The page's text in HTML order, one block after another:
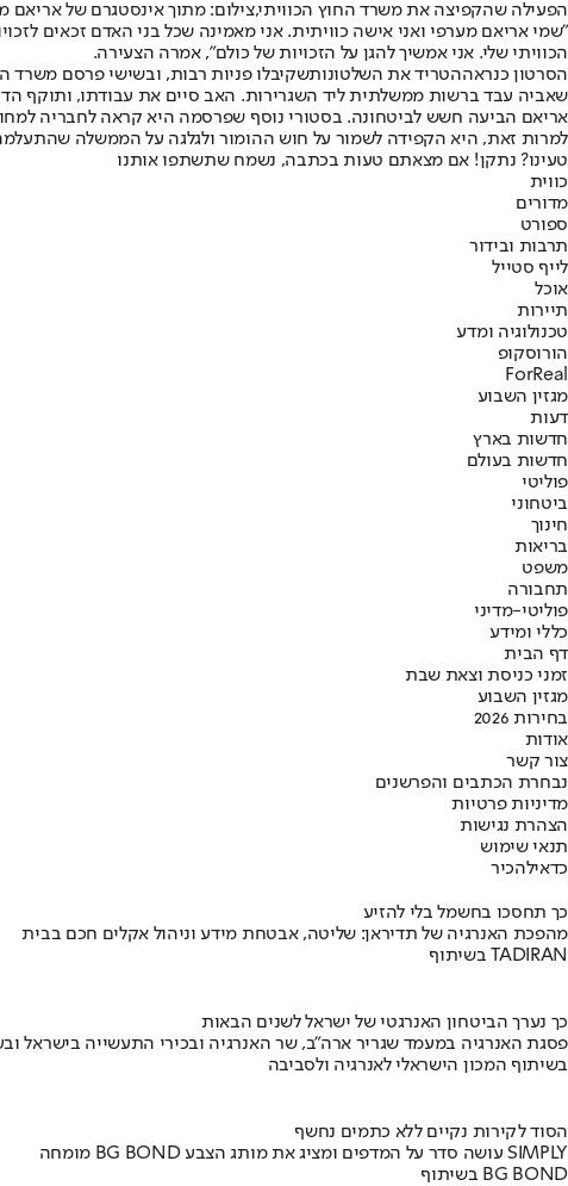
הפעילה שהקפיצה את משרד החוץ הכוויתי,צילום: מתוך אינסטגרם של אריאם
"שמי אריאם מערפי ואני אישה כוויתית. אני מאמינה שכל בני האדם זכאים
הכוויתי שלי. אני אמשיך להגן על הזכויות של כולם", אמרה הצעירה.
הסרטון כנראההטריד את השלטונותשקיבלו פניות רבות, ובשישי פרסם משרד
שאביה עבד ברשות ממשלתית ליד השגרירות. האב סיים את עבודתו, ותוקף
אריאם הביעה חשש לביטחונה. בסטורי נוסף שפרסמה היא קראה לחבריה
למרות זאת, היא הקפידה לשמור על חוש ההומור ולגלגה על הממשלה
טעינו? נתקן! אם מצאתם טעות בכתבה, נשמח שתשתפו אותנו
כווית
מדורים
ספורט
תרבות ובידור
לייף סטייל
אוכל
תיירות
טכנולוגיה ומדע
הורוסקופ
ForReal
מגזין השבוע
דעות
חדשות בארץ
חדשות בעולם
פוליטי
ביטחוני
חינוך
בריאות
משפט
תחבורה
פוליטי-מדיני
כללי ומידע
דף הבית
זמני כניסת וצאת שבת
מגזין השבוע
בחירות 2026
אודות
צור קשר
נבחרת הכתבים והפרשנים
מדיניות פרטיות
הצהרת נגישות
תנאי שימוש
כדאילהכיר
כך תחסכו בחשמל בלי להזיע
מהפכת האנרגיה של תדיראן: שליטה, אבטחת מידע וניהול אקלים חכם בבית
בשיתוף TADIRAN
כך נערך הביטחון האנרגטי של ישראל לשנים הבאות
פסגת האנרגיה במעמד שגריר ארה"ב, שר האנרגיה ובכירי התעשייה בישראל
בשיתוף המכון הישראלי לאנרגיה ולסביבה
הסוד לקירות נקיים ללא כתמים נחשף
מומחה BG BOND עושה סדר על המדפים ומציג את מותג הצבע SIMPLY
בשיתוף BG BOND